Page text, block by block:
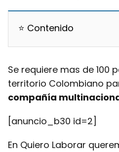
⭐ Contenido
Se requiere mas de 100
territorio Colombiano
compañía
[anuncio_b30 id=2]
En Quiero Laborar